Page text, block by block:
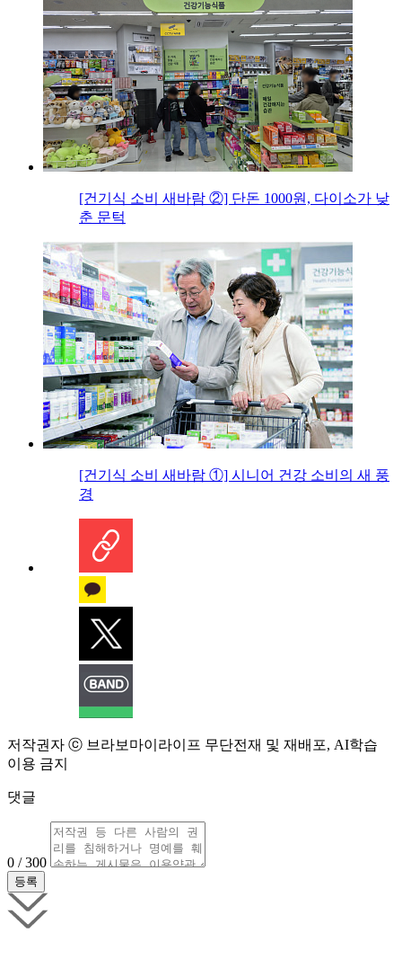
[건기식 소비 새바람 ②] 단돈 1000원, 다이소가 낮
춘 문턱
[건기식 소비 새바람 ①] 시니어 건강 소비의 새 풍
경
저작권자 ⓒ 브라보마이라이프 무단전재 및 재배포, AI학습
이용 금지
댓글
0 / 300